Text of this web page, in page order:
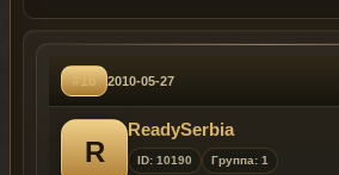
#16 2010-05-27
R
ReadySerbia
ID: 10190 Группа: 1